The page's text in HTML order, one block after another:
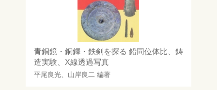
青銅鏡・銅鐸・鉄剣を探る 鉛同位体比、鋳
造実験、X線透過写真
平尾良光、 山岸良二 編著